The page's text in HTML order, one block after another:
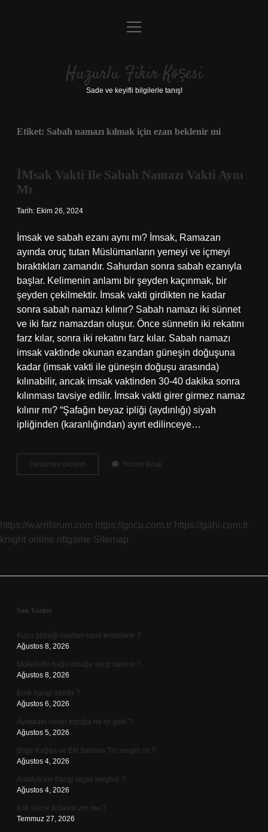
Anasayfa
Yasal Uyarı
menüyü
Huzurlu Fikir Köşesi
Sade ve keyifli bilgilerle tanış!
Etiket: Sabah namazı kılmak için ezan beklenir mi
İMsak Vakti Ile Sabah Namazı Vakti Aynı
Mı
Tarih: Ekim 26, 2024
İmsak ve sabah ezanı aynı mı? İmsak, Ramazan
ayında oruç tutan Müslümanların yemeyi ve içmeyi
bıraktıkları zamandır. Sahurdan sonra sabah ezanıyla
başlar. Kelimenin anlamı bir şeyden kaçınmak, bir
şeyden çekilmektir. İmsak vakti girdikten ne kadar
sonra sabah namazı kılınır? Sabah namazı iki sünnet
ve iki farz namazdan oluşur. Önce sünnetin iki rekatını
farz kılar, sonra iki rekatını farz kılar. Sabah namazı
imsak vaktinde okunan ezandan güneşin doğuşuna
kadar (imsak vakti ile güneşin doğuşu arasında)
kılınabilir, ancak imsak vaktinden 30-40 dakika sonra
kılınması tavsiye edilir. İmsak vakti girer girmez namaz
kılınır mı? “Şafağın beyaz ipliği (aydınlığı) siyah
ipliğinden (karanlığından) ayırt edilinceye…
Devamını okuyun
Vakti
Aynı
Mı
Yorum Bırak
https://warriforum.com https://gocu.com.tr https://gahi.com.tr
knight online nttgame Sitemap
Sidebar
Son Yazılar
Kuzu göbeği mantarı nasıl temizlenir ?
Ağustos 8, 2026
Mükellefin bağlı olduğu vergi dairesi ?
Ağustos 8, 2026
Erok hangi ildedir ?
Ağustos 6, 2026
Ayakkabı vuran topuğa ne iyi gelir ?
Ağustos 5, 2026
Bilge Kağan ve Etil Salman Tin sevgili mi ?
Ağustos 4, 2026
Antalya’nın hangi reçeli meşhur ?
Ağustos 4, 2026
Kök hücre tedavisi zor mu ?
Temmuz 27, 2026